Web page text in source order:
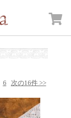
6 次の16件 >>